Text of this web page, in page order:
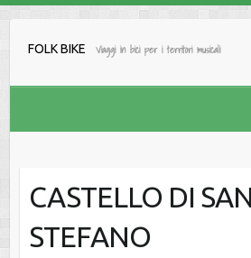
FOLK BIKE Viaggi in bici per i territori musicali
CASTELLO DI
STEFANO